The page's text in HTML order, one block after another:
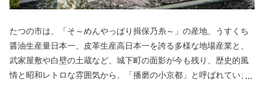
たつの市は、「そ～めんやっぱり揖保乃糸～」の産地、うすくち
醤油生産量日本一、皮革生産高日本一を誇る多様な地場産業と、
武家屋敷や白壁の土蔵など、城下町の面影が今も残り、歴史的風
情と昭和レトロな雰囲気から、「播磨の小京都」と呼ばれていま